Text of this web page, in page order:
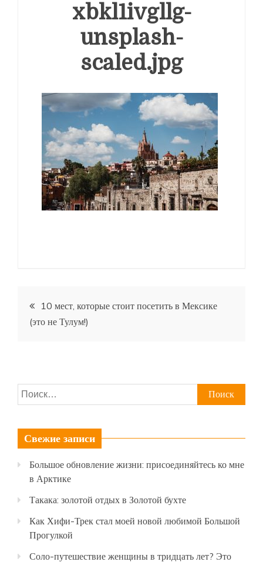
xbkl1ivgllg-
unsplash-
scaled.jpg
Навигация
по
10 мест, которые стоит посетить в Мексике
(это не Тулум!)
Найти:
Свежие записи
Большое обновление жизни: присоединяйтесь ко мне
в Арктике
Такака: золотой отдых в Золотой бухте
Как Хифи-Трек стал моей новой любимой Большой
Прогулкой
Соло-путешествие женщины в тридцать лет? Это